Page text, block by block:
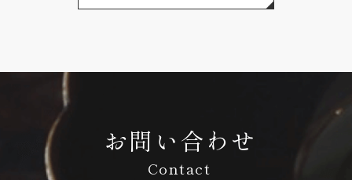
お問い合わせ
Contact